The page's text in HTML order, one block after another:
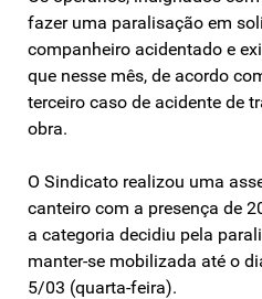
fazer uma paralisação em
companheiro acidentado e
que nesse mês, de acordo
terceiro caso de acidente de
obra.
O Sindicato realizou uma
canteiro com a presença de
a categoria decidiu pela
manter-se mobilizada até o
5/03 (quarta-feira).